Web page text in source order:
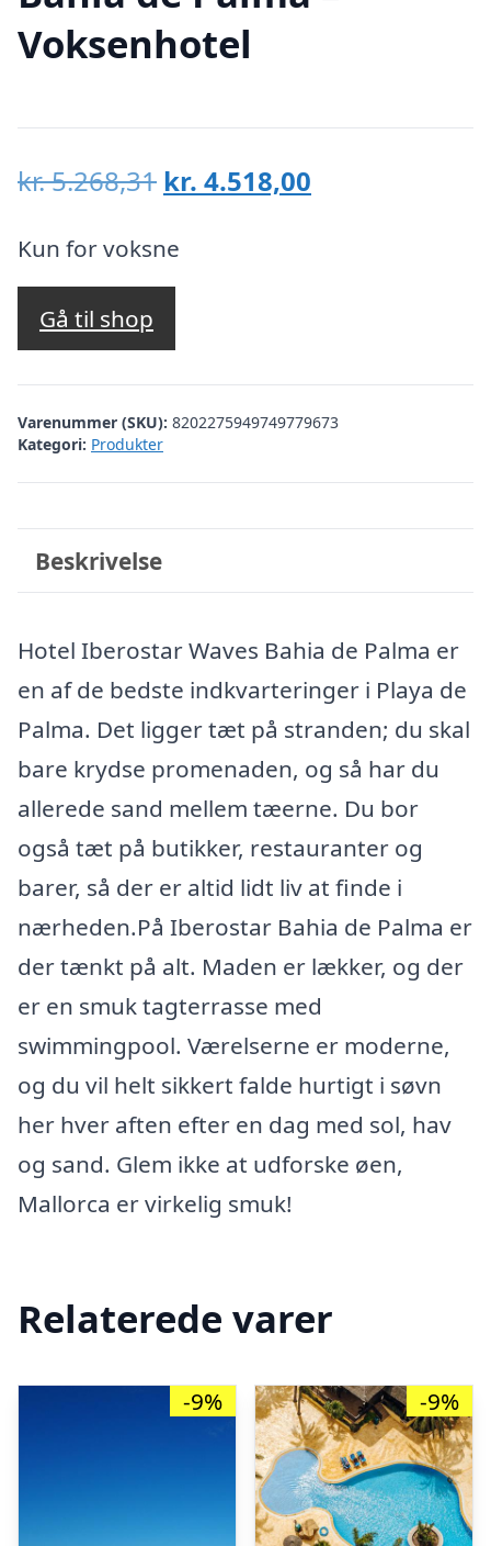
Voksenhotel
kr.5.268,31 Den
pris
var:
kr. 4.518,00
Kun for voksne
Gå til shop
Varenummer (SKU): 8202275949749779673
Kategori: Produkter
Beskrivelse
Hotel Iberostar Waves Bahia de Palma er
en af de bedste indkvarteringer i Playa de
Palma. Det ligger tæt på stranden; du skal
bare krydse promenaden, og så har du
allerede sand mellem tæerne. Du bor
også tæt på butikker, restauranter og
barer, så der er altid lidt liv at finde i
nærheden.På Iberostar Bahia de Palma er
der tænkt på alt. Maden er lækker, og der
er en smuk tagterrasse med
swimmingpool. Værelserne er moderne,
og du vil helt sikkert falde hurtigt i søvn
her hver aften efter en dag med sol, hav
og sand. Glem ikke at udforske øen,
Mallorca er virkelig smuk!
Relaterede varer
-9% -9%